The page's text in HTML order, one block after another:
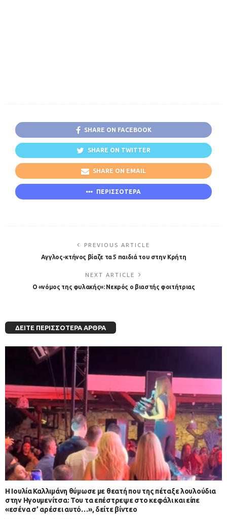
SHARE ON FACEBOOK
SHARE ON TWITTER
SHARE ON EMAIL
ΠΕΡΙΣΣΟΤΕΡΑ
PREVIOUS ARTICLE
Αγγλος-κτήνος βίαζε τα 5 παιδιά του στην Κρήτη
NEXT ARTICLE
Ο «νόμος της φυλακής»: Νεκρός ο βιαστής φοιτήτριας
ΔΕΊΤΕ ΠΕΡΙΣΣΌΤΕΡΑ ΆΡΘΡΑ
Η Ιουλία Καλλιμάνη θύμωσε με θεατή που της πέταξε λουλούδια
στην Ηγουμενίτσα: Του τα επέστρεψε στο κεφάλι και είπε
«εσένα σ’ αρέσει αυτό…», δείτε βίντεο